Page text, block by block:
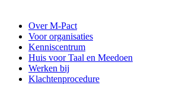
Over M-Pact
Voor organisaties
Kenniscentrum
Huis voor Taal en Meedoen
Werken bij
Klachtenprocedure